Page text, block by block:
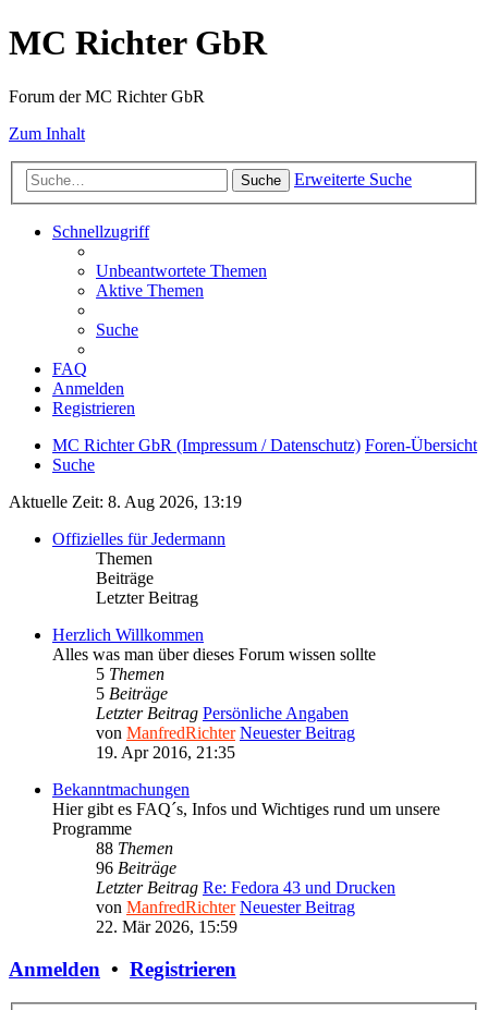
MC Richter GbR
Forum der MC Richter GbR
Zum Inhalt
Suche Erweiterte Suche
Schnellzugriff
Unbeantwortete Themen
Aktive Themen
Suche
FAQ
Anmelden
Registrieren
MC Richter GbR (Impressum / Datenschutz) Foren-Übersicht
Suche
Aktuelle Zeit: 8. Aug 2026, 13:19
Offizielles für Jedermann
Themen
Beiträge
Letzter Beitrag
Herzlich Willkommen
Alles was man über dieses Forum wissen sollte
5 Themen
5 Beiträge
Letzter Beitrag Persönliche Angaben
von ManfredRichter Neuester Beitrag
19. Apr 2016, 21:35
Bekanntmachungen
Hier gibt es FAQ´s, Infos und Wichtiges rund um unsere
Programme
88 Themen
96 Beiträge
Letzter Beitrag Re: Fedora 43 und Drucken
von ManfredRichter Neuester Beitrag
22. Mär 2026, 15:59
Anmelden • Registrieren